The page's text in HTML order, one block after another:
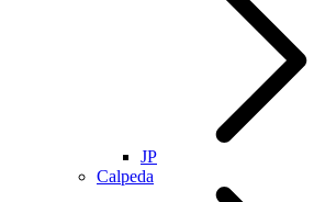
JP
Calpeda